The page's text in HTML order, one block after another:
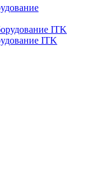
ITK